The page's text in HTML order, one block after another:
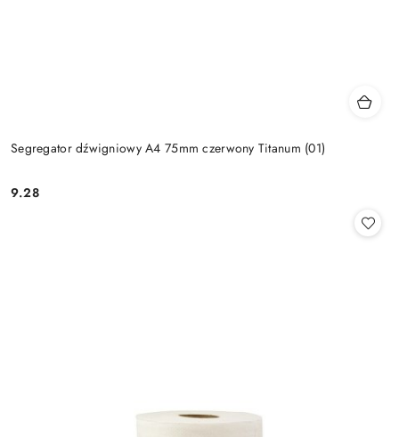
Segregator dźwigniowy A4 75mm czerwony Titanum (01)
Cena:
9.28